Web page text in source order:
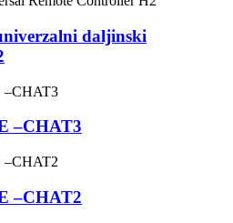
daljinski
–CHAT3
–CHAT2